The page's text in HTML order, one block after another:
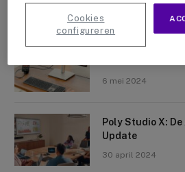
Crosscall X-
6 mei 2024
Poly Studio X:
Update
30 april 2024
Cookies
configureren